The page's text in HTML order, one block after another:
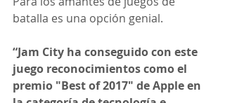
batalla es una opción genial.
“Jam City ha conseguido con este
juego reconocimientos como el
premio "Best of 2017" de Apple en